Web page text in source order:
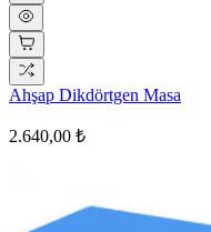
Ahşap Dikdörtgen Masa
2.640,00 ₺